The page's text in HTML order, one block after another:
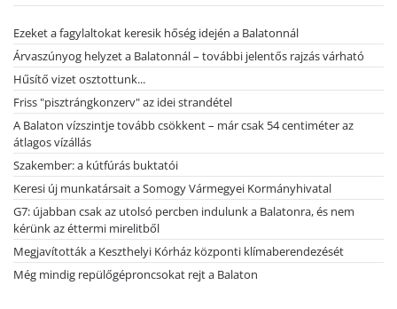
Ezeket a fagylaltokat keresik hőség idején a Balatonnál
Árvaszúnyog helyzet a Balatonnál – további jelentős rajzás várható
Hűsítő vizet osztottunk...
Friss "pisztrángkonzerv" az idei strandétel
A Balaton vízszintje tovább csökkent – már csak 54 centiméter az
átlagos vízállás
Szakember: a kútfúrás buktatói
Keresi új munkatársait a Somogy Vármegyei Kormányhivatal
G7: újabban csak az utolsó percben indulunk a Balatonra, és nem
kérünk az éttermi mirelitből
Megjavították a Keszthelyi Kórház központi klímaberendezését
Még mindig repülőgéproncsokat rejt a Balaton